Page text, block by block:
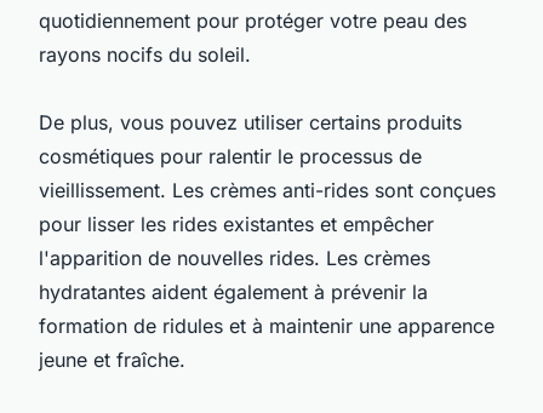
quotidiennement pour protéger votre peau des
rayons nocifs du soleil.
De plus, vous pouvez utiliser certains produits
cosmétiques pour ralentir le processus de
vieillissement. Les crèmes anti-rides sont conçues
pour lisser les rides existantes et empêcher
l'apparition de nouvelles rides. Les crèmes
hydratantes aident également à prévenir la
formation de ridules et à maintenir une apparence
jeune et fraîche.